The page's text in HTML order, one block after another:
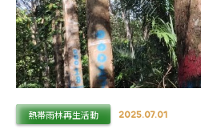
熱帯雨林再生活動 2025.07.01